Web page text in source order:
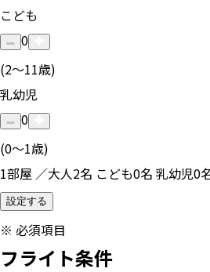
こども
0
(2〜11歳)
乳幼児
0
(0〜1歳)
1部屋 ／大人2名 こども0名 乳幼児0
設定する
※ 必須項目
フライト条件